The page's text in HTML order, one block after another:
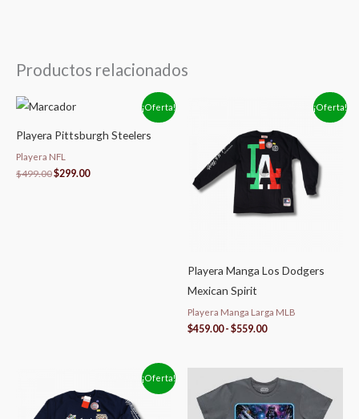
Productos relacionados
¡Oferta!
Playera Pittsburgh Steelers
Playera NFL
$499.00
precio
era:
$499.00.
$299.00
es:
¡Oferta!
Playera Manga Los Dodgers
Mexican Spirit
Playera Manga Larga MLB
$459.00 - $559.00
precios:
desde
$459.00
hasta
$559.00
¡Oferta!
precios:
desde